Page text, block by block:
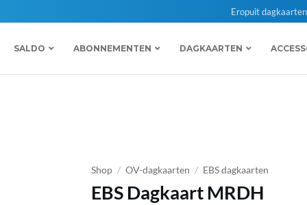
Eropuit dagkaarten
SALDO ABONNEMENTEN DAGKAARTEN
Shop / OV-dagkaarten / EBS dagkaarten
EBS Dagkaart MRDH